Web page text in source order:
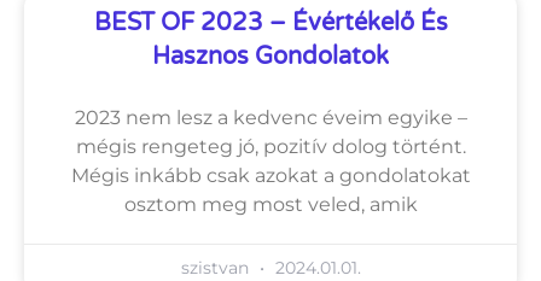
BEST OF 2023 – Évértékelő És
Hasznos Gondolatok
2023 nem lesz a kedvenc éveim egyike –
mégis rengeteg jó, pozitív dolog történt.
Mégis inkább csak azokat a gondolatokat
osztom meg most veled, amik
szistvan 2024.01.01.